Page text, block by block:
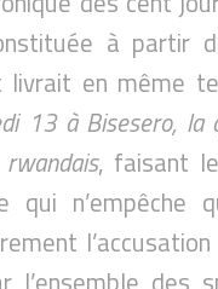
à partir
livrait en même
13 à Bisesero,
, faisant
n’empêche